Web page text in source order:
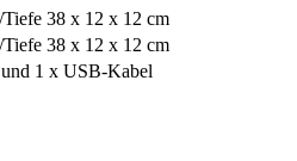
38 x 12 x 12 cm
38 x 12 x 12 cm
1 x USB-Kabel